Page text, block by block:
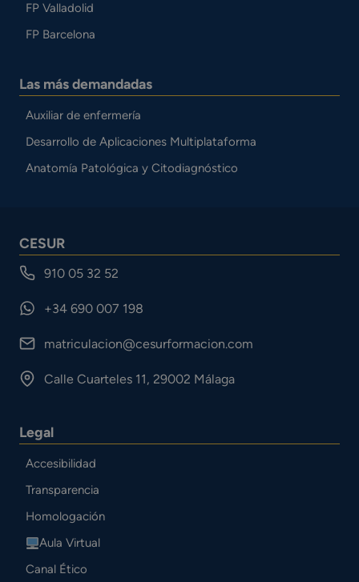
FP Valladolid
FP Barcelona
Las más demandadas
Auxiliar de enfermería
Desarrollo de Aplicaciones Multiplataforma
Anatomía Patológica y Citodiagnóstico
CESUR
910 05 32 52
+34 690 007 198
matriculacion@cesurformacion.com
Calle Cuarteles 11, 29002 Málaga
Legal
Accesibilidad
Transparencia
Homologación
Aula Virtual
Canal Ético